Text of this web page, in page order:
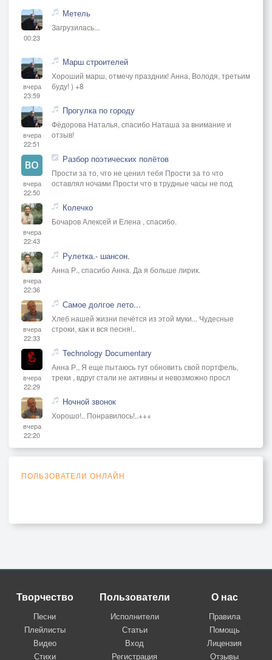
00:23
Метель
Загрузилась...
вчера
23:59
Марш строителей
Хороший марш, отмечу праздник! Анна, Володя, третьим
буду! ) +8
вчера
22:51
Прогулка по городу
Фёдорова Наталья, спасибо Наташа за внимание и
отзыв!
вчера
22:50
Разбор поэтических полётов
Прости за то, что не ценил тебя Прости за то что
оставлял ночами Прости что в трудные часы не под
вчера
22:43
Колечко
Бочаров Алексей и Елена , спасибо.
вчера
22:36
Рулетка.- шансон.
Анна Р., спасибо Анна. Да я больше лирик.
вчера
22:33
Самое долгое лето...
Хлеб нашей жизни печётся из этой муки... Чудесные
строки, как и вся песня!..
вчера
22:29
Technology Documentary
Анна Р., Я еще пытаюсь тут обновить свой портфель,
треки , вдруг стали не активны и невозможно просл
вчера
22:20
Ночной звонок
Хорошо!.. Понравилось!..+++
ПОЛЬЗОВАТЕЛИ ОНЛАЙН
Творчество
Песни
Плейлисты
Видео
Стихи
Пользователи
Исполнители
Статьи
Вход
Регистрация
О нас
Правила
Помощь
Лицензия
Отзывы